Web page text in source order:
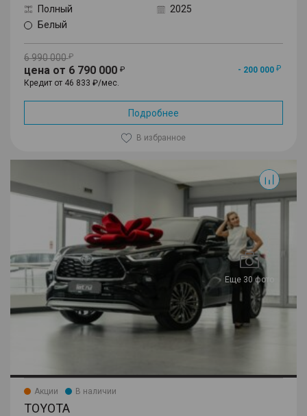
Полный
2025
Белый
6 990 000
цена от 6 790 000
- 200 000
Кредит от 46 833 ₽/мес.
Подробнее
В избранное
Еще 30 фото
Акции В наличии
TOYOTA